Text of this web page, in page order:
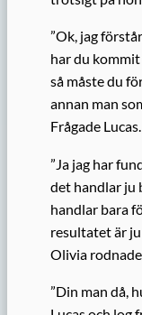
”Ok, jag
har du
så måste du
annan man
Frågade Lucas.
”Ja jag har
det handlar ju
handlar bara
resultatet är
Olivia rodnade
”Din man då,